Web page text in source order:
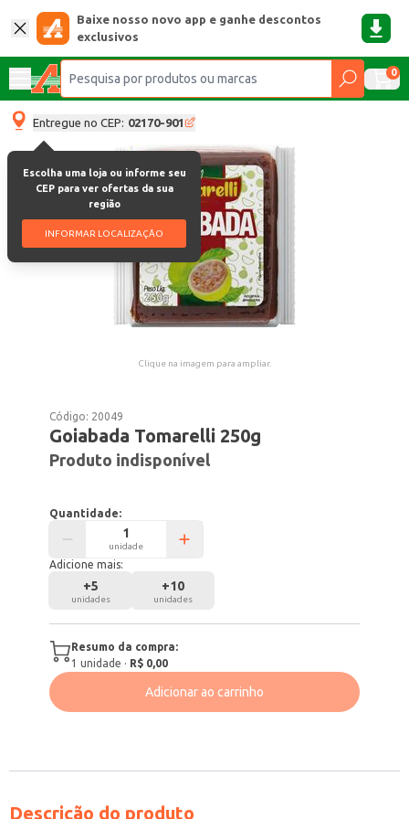
Baixe nosso novo app e ganhe descontos
exclusivos
0
Entregue no CEP: 02170-901
Escolha uma loja ou informe seu
CEP para ver ofertas da sua
região
INFORMAR LOCALIZAÇÃO
Clique na imagem para ampliar.
Código: 20049
Goiabada Tomarelli 250g
Produto indisponível
Quantidade:
unidade
Adicione mais:
+5
unidades
+10
unidades
Resumo da compra:
1 unidade · R$ 0,00
Adicionar ao carrinho
Descrição do produto